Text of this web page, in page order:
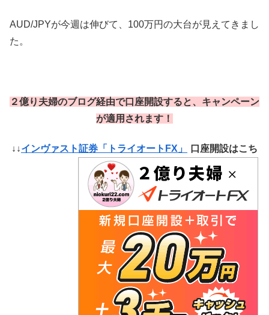
AUD/JPYが今週は伸びて、100万円の大台が見えてきまし
た。
２億り夫婦のブログ経由で口座開設すると、キャンペーン
が適用されます！
↓↓インヴァスト証券「トライオートFX」 口座開設はこち